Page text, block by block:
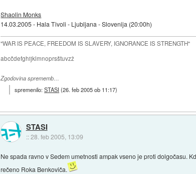
Shaolin Monks
14.03.2005 - Hala Tivoli - Ljubljana - Slovenija (20:00h)
"WAR IS PEACE, FREEDOM IS SLAVERY, IGNORANCE IS STRENGTH"
abcčdefghijklmnoprsštuvzž
Zgodovina sprememb…
spremenilo:STASI(26. feb 2005 ob 11:17)
STASI
::28. feb 2005, 13:09
Ne spada ravno v Sedem umetnosti ampak vseno je proti dolgočasu.
rečeno Roka Benkoviča.